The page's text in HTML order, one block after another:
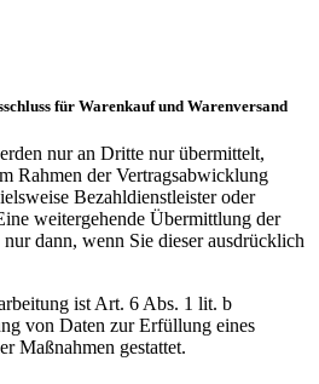
für Warenkauf und Warenversand
nur an Dritte nur übermittelt,
Rahmen der Vertragsabwicklung
Bezahldienstleister oder
weitergehende Übermittlung der
dann, wenn Sie dieser ausdrücklich
ist Art. 6 Abs. 1 lit. b
von Daten zur Erfüllung eines
Maßnahmen gestattet.